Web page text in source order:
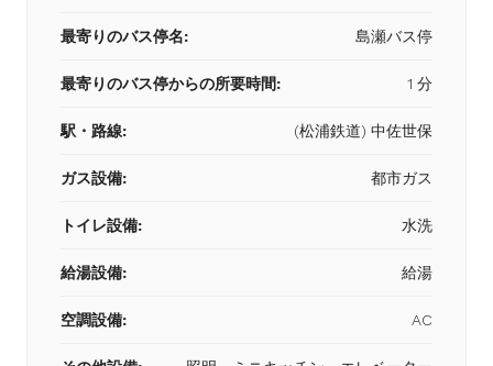
最寄りのバス停名: 島瀬バス停
最寄りのバス停からの所要時間: 1 分
駅・路線: (松浦鉄道) 中佐世保
ガス設備: 都市ガス
トイレ設備: 水洗
給湯設備: 給湯
空調設備: AC